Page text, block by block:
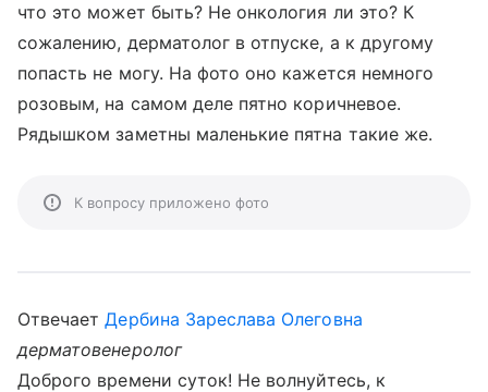
что это может быть? Не онкология ли это? К
сожалению, дерматолог в отпуске, а к другому
попасть не могу. На фото оно кажется немного
розовым, на самом деле пятно коричневое.
Рядышком заметны маленькие пятна такие же.
К вопросу приложено фото
ОтвечаетДербина Зареслава Олеговна
дерматовенеролог
Доброго времени суток! Не волнуйтесь, к